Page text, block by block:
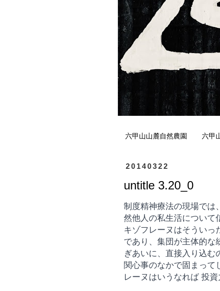
六甲山山麓自然農園 六甲
20140322
untitle 3.20_0
制度精神療法の現場では
然他人の私生活について
キゾフレーヌはそういっ
であり、集団が主体的な
ぎあいに、直接入り込む
関心事のなかで固まって
レーヌはいう なれば 投